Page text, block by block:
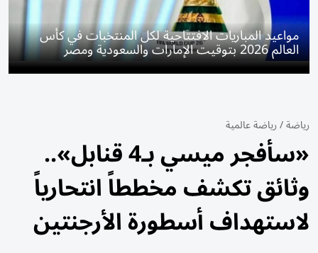
مواعيد المباريات الافتتاحية لكل المنتخبات في كأس
العالم 2026 بتوقيت الإمارات والسعودية ومصر
رياضة/رياضة عالمية
«سأفجر ميسي بـ4 قنابل»..
وثائق تكشف مخططاً انتحارياً
لاستهداف أسطورة الأرجنتين